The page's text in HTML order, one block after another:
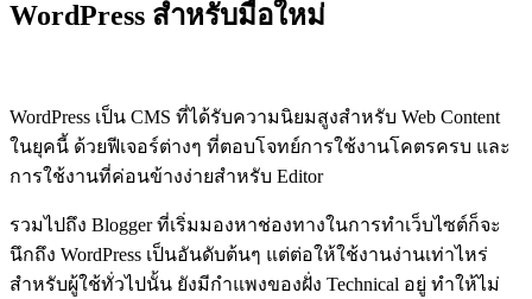
WordPress สำหรับมือใหม่
WordPress เป็น CMS ที่ได้รับความนิยมสูงสำหรับ Web Content
ในยุคนี้ ด้วยฟีเจอร์ต่างๆ ที่ตอบโจทย์การใช้งานโคตรครบ และ
การใช้งานที่ค่อนข้างง่ายสำหรับ Editor
รวมไปถึง Blogger ที่เริ่มมองหาช่องทางในการทำเว็บไซต์ก็จะ
นึกถึง WordPress เป็นอันดับต้นๆ แต่ต่อให้ใช้งานง่านเท่าไหร่
สำหรับผู้ใช้ทั่วไปนั้น ยังมีกำแพงของฝั่ง Technical อยู่ ทำให้ไม่